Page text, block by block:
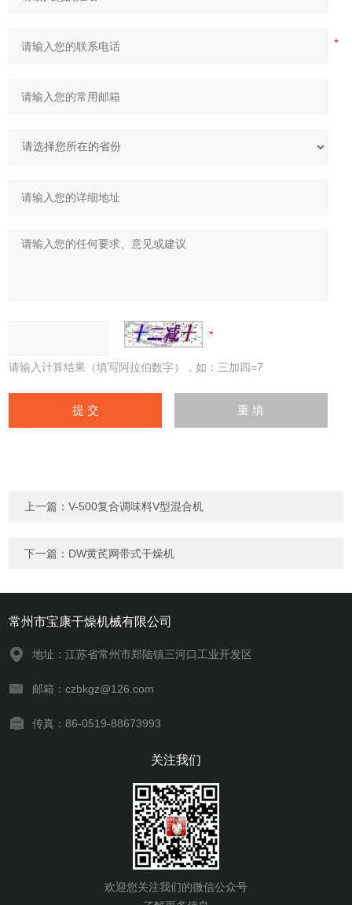
请输入计算结果（填写阿拉伯数字），如：三加四=7
上一篇：V-500复合调味料V型混合机
下一篇： DW黄芪网带式干燥机
常州市宝康干燥机械有限公司
地址：江苏省常州市郑陆镇三河口工业开发区
邮箱：czbkgz@126.com
传真：86-0519-88673993
关注我们
欢迎您关注我们的微信公众号